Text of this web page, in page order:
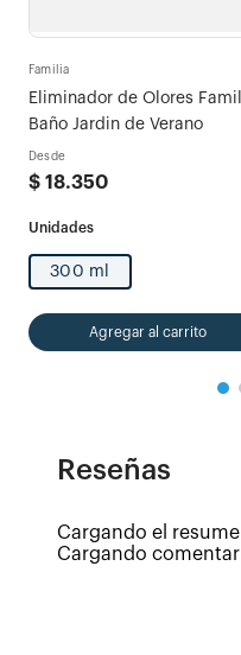
Familia
Eliminador de Olores
Baño Jardin de Verano
Desde
$ 18.350
300 ml
Agregar al carrito
Reseñas
Cargando el
Cargando